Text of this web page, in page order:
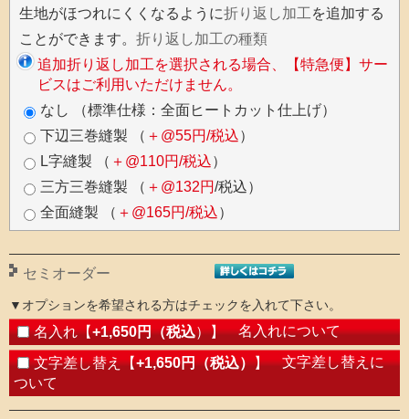
生地がほつれにくくなるように折り返し加工 を追加する
ことができます。 折り返し加工の種類
追加折り返し加工を選択される場合、【特急便】サー
ビスはご利用いただけません。
なし （標準仕様：全面ヒートカット仕上げ）
下辺三巻縫製 （ ＋@55円/税込）
L字縫製 （ ＋@110円/税込）
三方三巻縫製 （ ＋@132円/税込）
全面縫製 （ ＋@165円/税込）
セミオーダー
▼オプションを希望される方はチェックを入れて下さい。
名入れ【+1,650円（税込）】 名入れについて
文字差し替え【+1,650円（税込）】
文字差し替えに
ついて